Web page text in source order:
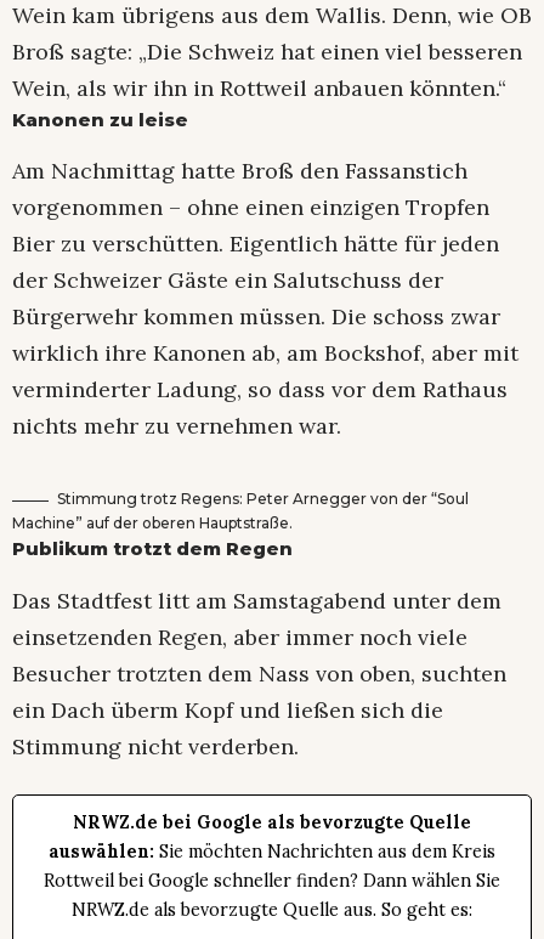
Wein kam übrigens aus dem Wallis. Denn, wie OB
Broß sagte: „Die Schweiz hat einen viel besseren
Wein, als wir ihn in Rottweil anbauen könnten.“
Kanonen zu leise
Am Nachmittag hatte Broß den Fassanstich
vorgenommen – ohne einen einzigen Tropfen
Bier zu verschütten. Eigentlich hätte für jeden
der Schweizer Gäste ein Salutschuss der
Bürgerwehr kommen müssen. Die schoss zwar
wirklich ihre Kanonen ab, am Bockshof, aber mit
verminderter Ladung, so dass vor dem Rathaus
nichts mehr zu vernehmen war.
Stimmung trotz Regens: Peter Arnegger von der “Soul
Machine” auf der oberen Hauptstraße.
Publikum trotzt dem Regen
Das Stadtfest litt am Samstagabend unter dem
einsetzenden Regen, aber immer noch viele
Besucher trotzten dem Nass von oben, suchten
ein Dach überm Kopf und ließen sich die
Stimmung nicht verderben.
NRWZ.de bei Google als bevorzugte Quelle
auswählen: Sie möchten Nachrichten aus dem Kreis
Rottweil bei Google schneller finden? Dann wählen Sie
NRWZ.de als bevorzugte Quelle aus. So geht es: